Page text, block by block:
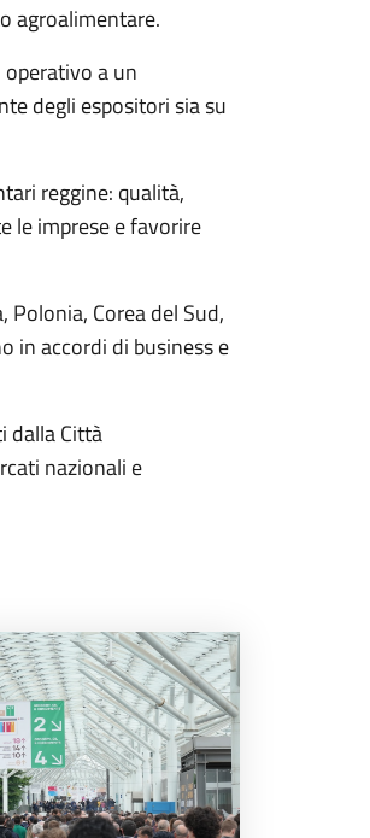
agroalimentare.
a un
degli espositori sia su
reggine: qualità,
le imprese e favorire
Corea del Sud,
in accordi di business e
dalla Città
nazionali e